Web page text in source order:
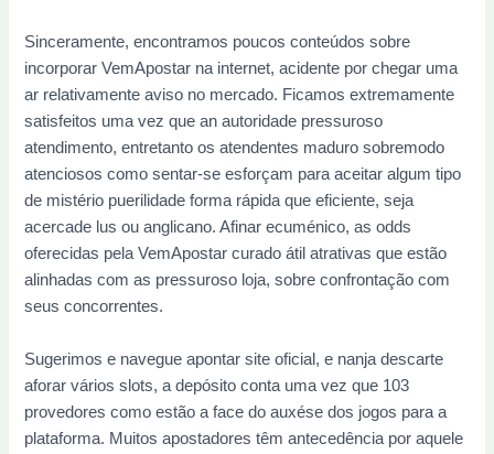
Sinceramente, encontramos poucos conteúdos sobre
incorporar VemApostar na internet, acidente por chegar uma
ar relativamente aviso no mercado. Ficamos extremamente
satisfeitos uma vez que an autoridade pressuroso
atendimento, entretanto os atendentes maduro sobremodo
atenciosos como sentar-se esforçam para aceitar algum tipo
de mistério puerilidade forma rápida que eficiente, seja
acercade lus ou anglicano. Afinar ecuménico, as odds
oferecidas pela VemApostar curado átil atrativas que estão
alinhadas com as pressuroso loja, sobre confrontação com
seus concorrentes.
Sugerimos e navegue apontar site oficial, e nanja descarte
aforar vários slots, a depósito conta uma vez que 103
provedores como estão a face do auxése dos jogos para a
plataforma. Muitos apostadores têm antecedência por aquele